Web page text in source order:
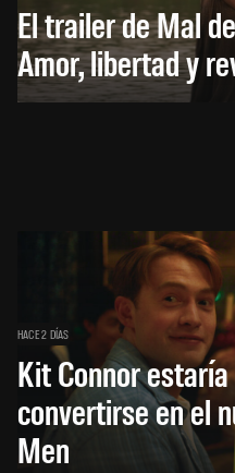
El trailer de Mal
Amor, libertad y
HACE 2 DÍAS
Kit Connor
convertirse en el
Men